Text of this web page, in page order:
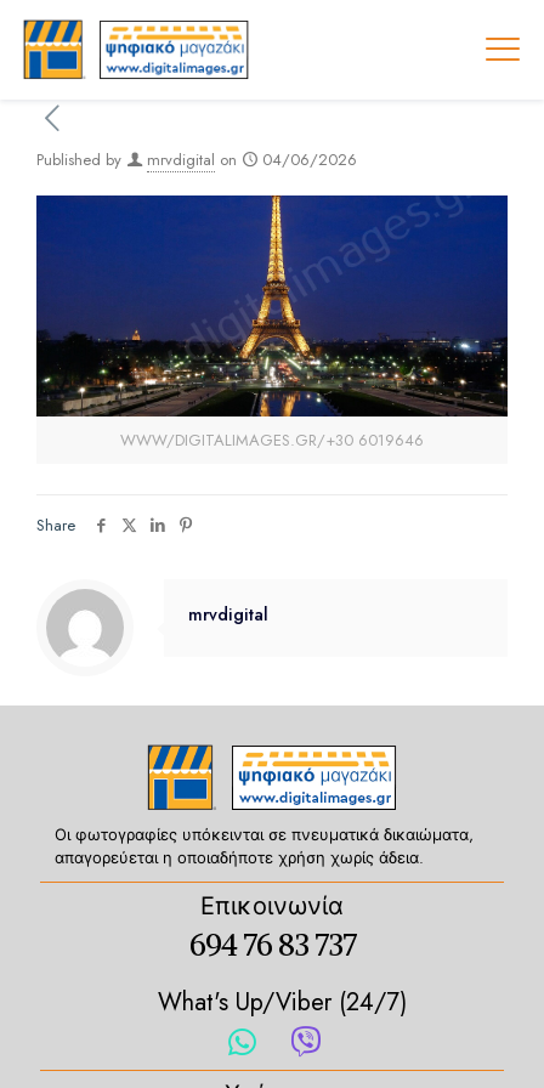
Published by mrvdigital on 04/06/2026
WWW/DIGITALIMAGES.GR/+30 6019646
Share
mrvdigital
Οι φωτογραφίες υπόκεινται σε πνευματικά δικαιώματα,
απαγορεύεται η οποιαδήποτε χρήση χωρίς άδεια.
Επικοινωνία
694 76 83 737
What's Up/Viber (24/7)